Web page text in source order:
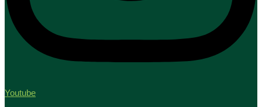
Youtube